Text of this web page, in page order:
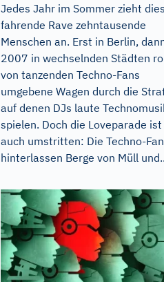
Jedes Jahr im Sommer zieht
fahrende Rave zehntausende
Menschen an. Erst in Berlin,
2007 in wechselnden Städten
von tanzenden Techno-Fans
umgebene Wagen durch die
auf denen DJs laute
spielen. Doch die Loveparade ist
auch umstritten: Die Techno-
hinterlassen Berge von Müll